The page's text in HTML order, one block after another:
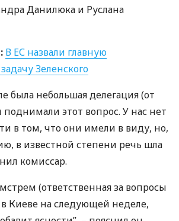
Данилюка и Руслана
В ЕС назвали главную
Зеленского
была небольшая делегация (от
поднимали этот вопрос. У нас нет
в том, что они имели в виду, но,
в известной степени речь шла
комиссар.
(ответственная за вопросы
в Киеве на следующей неделе,